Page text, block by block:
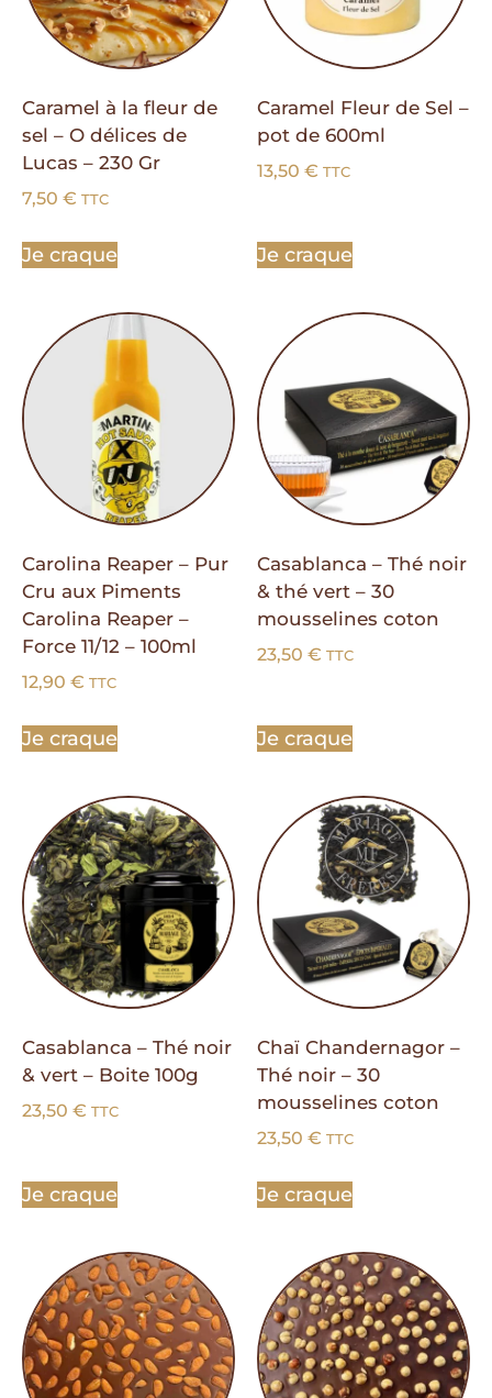
Caramel à la fleur de
sel – O délices de
Lucas – 230 Gr
7,50 € TTC
Je craque
Caramel Fleur de Sel –
pot de 600ml
13,50 € TTC
Je craque
Carolina Reaper – Pur
Cru aux Piments
Carolina Reaper –
Force 11/12 – 100ml
12,90 € TTC
Je craque
Casablanca – Thé noir
& thé vert – 30
mousselines coton
23,50 € TTC
Je craque
Casablanca – Thé noir
& vert – Boite 100g
23,50 € TTC
Je craque
Chaï Chandernagor –
Thé noir – 30
mousselines coton
23,50 € TTC
Je craque